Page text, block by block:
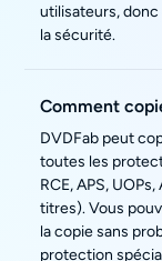
utilisateurs, donc
la sécurité.
Comment
DVDFab peut
toutes les
RCE, APS,
titres). Vous
la copie sans
protection